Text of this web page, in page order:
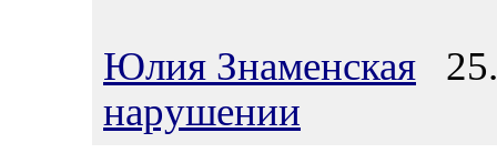
Юлия Знаменская
нарушении